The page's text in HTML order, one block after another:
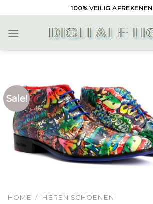
to
content
100% VEILIG AFREKENEN
Sale!
HOME / HEREN SCHOENEN